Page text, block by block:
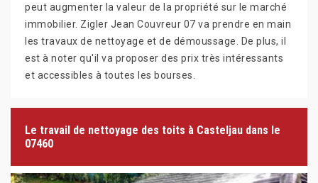
peut augmenter la valeur de la propriété sur le marché
immobilier. Zigler Jean Couvreur 07 va prendre en main
les travaux de nettoyage et de démoussage. De plus, il
est à noter qu'il va proposer des prix très intéressants
et accessibles à toutes les bourses.
Le travail de nettoyage des toits à Casteljau dans le
07460